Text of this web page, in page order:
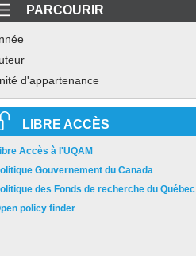
PARCOURIR
d'appartenance
LIBRE ACCÈS
Accès à l'UQAM
Gouvernement du Canada
des Fonds de recherche du Québec
policy finder